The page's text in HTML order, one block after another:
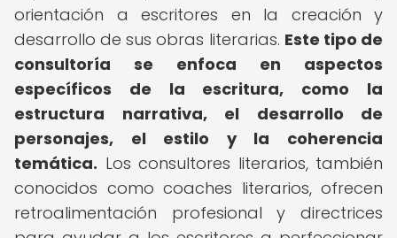
orientación a escritores en la creación y
desarrollo de sus obras literarias. Este tipo de
consultoría se enfoca en aspectos
específicos de la escritura, como la
estructura narrativa, el desarrollo de
personajes, el estilo y la coherencia
temática. Los consultores literarios, también
conocidos como coaches literarios, ofrecen
retroalimentación profesional y directrices